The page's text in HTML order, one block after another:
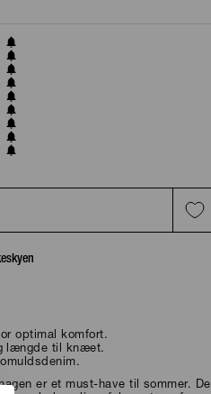
optimal komfort.
længde til knæet.
er et must-have til sommer. De